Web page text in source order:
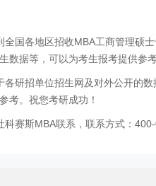
全国各地区招收MBA工商管理硕
数据等，可以为考生报考提供参
各研招单位招生网及对外公开的
考。祝您考研成功！
科赛斯MBA联系，联系方式：